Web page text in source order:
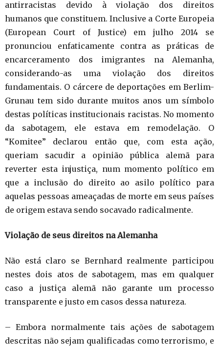
antirracistas devido à violação dos direitos
humanos que constituem. Inclusive a Corte Europeia
(European Court of Justice) em julho 2014 se
pronunciou enfaticamente contra as práticas de
encarceramento dos imigrantes na Alemanha,
considerando-as uma violação dos direitos
fundamentais. O cárcere de deportações em Berlim-
Grunau tem sido durante muitos anos um símbolo
destas políticas institucionais racistas. No momento
da sabotagem, ele estava em remodelação. O
“Komitee” declarou então que, com esta ação,
queriam sacudir a opinião pública alemã para
reverter esta injustiça, num momento político em
que a inclusão do direito ao asilo político para
aquelas pessoas ameaçadas de morte em seus países
de origem estava sendo socavado radicalmente.
Violação de seus direitos na Alemanha
Não está claro se Bernhard realmente participou
nestes dois atos de sabotagem, mas em qualquer
caso a justiça alemã não garante um processo
transparente e justo em casos dessa natureza.
– Embora normalmente tais ações de sabotagem
descritas não sejam qualificadas como terrorismo, e